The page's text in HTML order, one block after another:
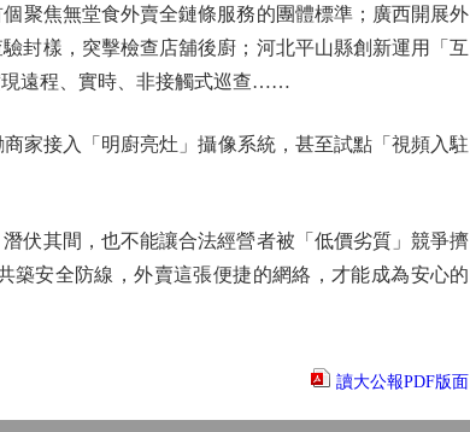
焦無堂食外賣全鏈條服務的團體標準；廣西開展外
封樣，突擊檢查店舖後廚；河北平山縣創新運用「互
現遠程、實時、非接觸式巡查……
接入「明廚亮灶」攝像系統，甚至試點「視頻入駐
其間，也不能讓合法經營者被「低價劣質」競爭擠
築安全防線，外賣這張便捷的網絡，才能成為安心的
讀大公報PDF版面